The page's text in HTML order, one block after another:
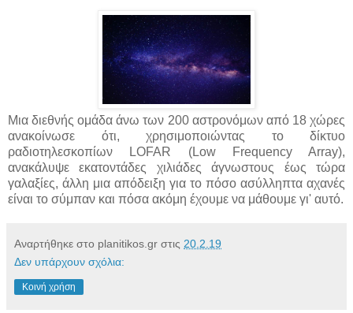
Μια διεθνής ομάδα άνω των 200 αστρονόμων από 18 χώρες
ανακοίνωσε ότι, χρησιμοποιώντας το δίκτυο
ραδιοτηλεσκοπίων LOFAR (Low Frequency Array),
ανακάλυψε εκατοντάδες χιλιάδες άγνωστους έως τώρα
γαλαξίες, άλλη μια απόδειξη για το πόσο ασύλληπτα αχανές
είναι το σύμπαν και πόσα ακόμη έχουμε να μάθουμε γι' αυτό.
Αναρτήθηκε στο planitikos.gr στις 20.2.19
Δεν υπάρχουν σχόλια:
Κοινή χρήση